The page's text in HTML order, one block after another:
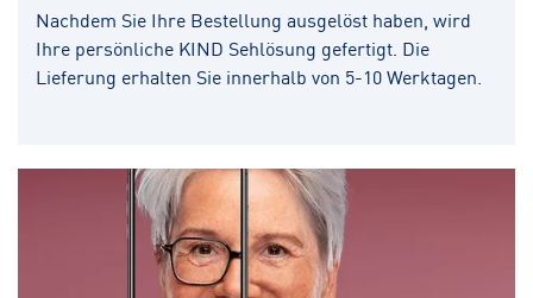
Nachdem Sie Ihre Bestellung ausgelöst haben, wird
Ihre persönliche KIND Sehlösung gefertigt. Die
Lieferung erhalten Sie innerhalb von 5-10 Werktagen.